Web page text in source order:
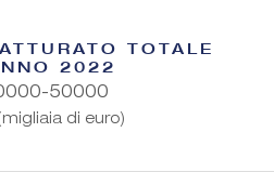
TOTALE
2022
50000
di euro)